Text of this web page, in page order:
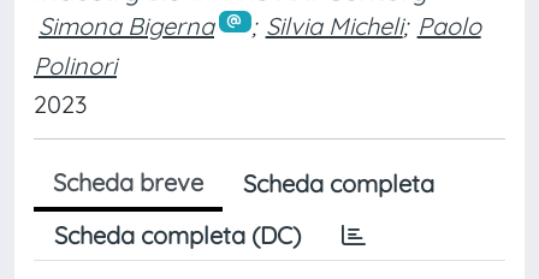
Simona Bigerna ; Silvia Micheli; Paolo
Polinori
2023
Scheda breve
Scheda completa
Scheda completa (DC)